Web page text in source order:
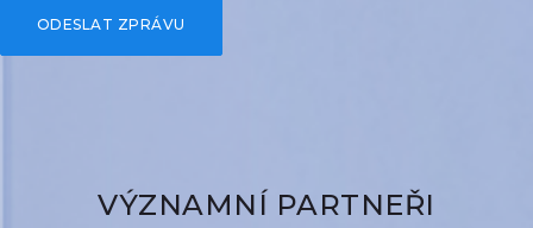
VÝZNAMNÍ PARTNEŘI